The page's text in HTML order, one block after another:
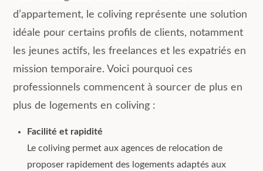
d’appartement, le coliving représente une solution
idéale pour certains profils de clients, notamment
les jeunes actifs, les freelances et les expatriés en
mission temporaire. Voici pourquoi ces
professionnels commencent à sourcer de plus en
plus de logements en coliving :
Facilité et rapidité
Le coliving permet aux agences de relocation de
proposer rapidement des logements adaptés aux